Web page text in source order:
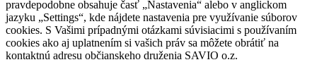
pravdepodobne obsahuje časť „Nastavenia“ alebo v anglickom
jazyku „Settings“, kde nájdete nastavenia pre využívanie súborov
cookies. S Vašimi prípadnými otázkami súvisiacimi s používaním
cookies ako aj uplatnením si vašich práv sa môžete obrátiť na
kontaktnú adresu občianskeho druženia SAVIO o.z.